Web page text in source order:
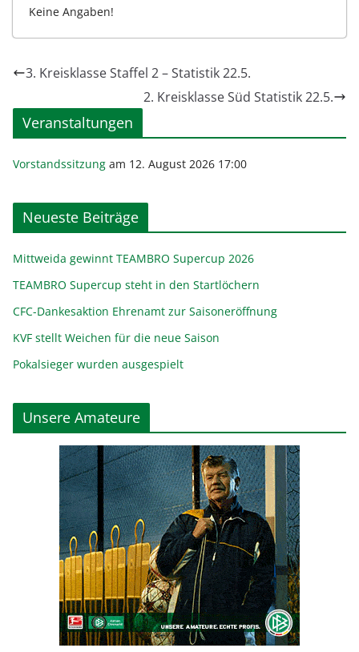
Keine Angaben!
3. Kreisklasse Staffel 2 – Statistik 22.5.
2. Kreisklasse Süd Statistik 22.5.
Veranstaltungen
Vorstandssitzung am 12. August 2026 17:00
Neueste Beiträge
Mittweida gewinnt TEAMBRO Supercup 2026
TEAMBRO Supercup steht in den Startlöchern
CFC-Dankesaktion Ehrenamt zur Saisoneröffnung
KVF stellt Weichen für die neue Saison
Pokalsieger wurden ausgespielt
Unsere Amateure